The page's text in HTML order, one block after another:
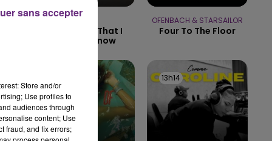
11h00 - 16h00
LE WEEK-END CHAMPAGNE FM
Somebody That I
Used To Know
OFENBACH & STARSAILOR
Four To The Floor
13h14
13h14
Store and/or
Use profiles to
audiences through
content; Use
fraud, and fix errors;
sans accepter